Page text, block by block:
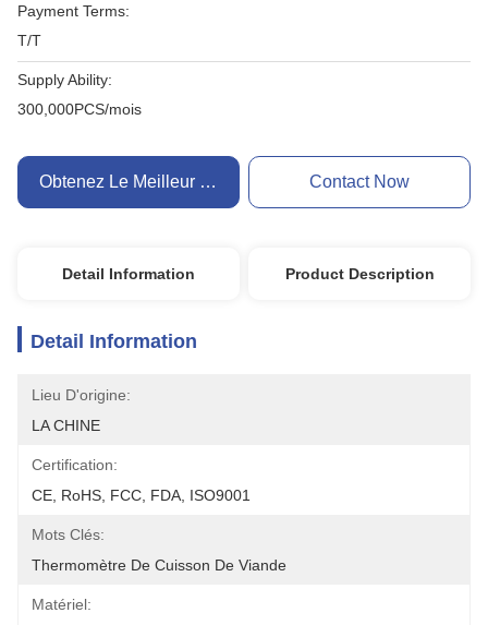
Payment Terms:
T/T
Supply Ability:
300,000PCS/mois
Obtenez Le Meilleur Prix Contact Now
Detail Information Product Description
Detail Information
Lieu D'origine:
LA CHINE
Certification:
CE, RoHS, FCC, FDA, ISO9001
Mots Clés:
Thermomètre De Cuisson De Viande
Matériel: